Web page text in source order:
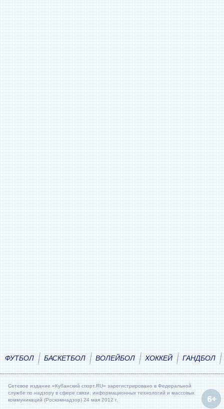
ФУТБОЛ БАСКЕТБОЛ ВОЛЕЙБОЛ ХОККЕЙ ГАНДБОЛ
Сетевое издание «Кубанский спорт.RU» зарегистрировано в Федеральной
службе по надзору в сфере связи, информационных технологий и массовых
коммуникаций (Роскомнадзор) 24 мая 2012 г.